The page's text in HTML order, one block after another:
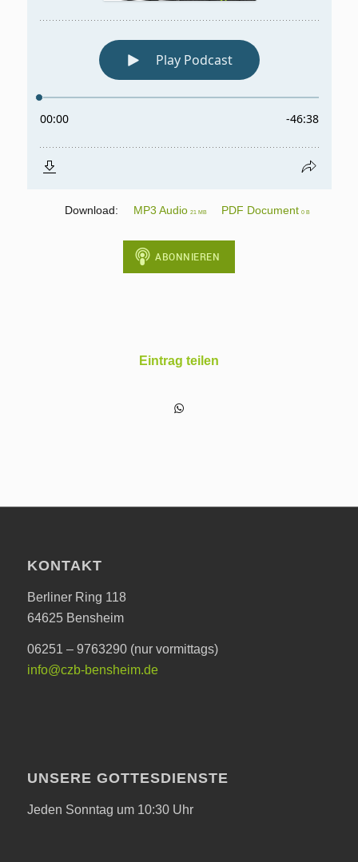
Download: MP3 Audio 21 MB PDF Document 0 B
Eintrag teilen
KONTAKT
Berliner Ring 118
64625 Bensheim
06251 – 9763290 (nur vormittags)
info@czb-bensheim.de
UNSERE GOTTESDIENSTE
Jeden Sonntag um 10:30 Uhr